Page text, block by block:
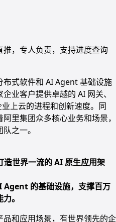
，专人负责，支持进度查询
式软件和 AI Agent 基础设施
业客户提供卓越的 AI 网关、
上云的进程和创新速度。同
里集团众多核心业务和场景，
之一。
造世界一流的 AI 原生应用架
Agent 的基础设施，支撑百万
。
和应用场景，有世界领先的企